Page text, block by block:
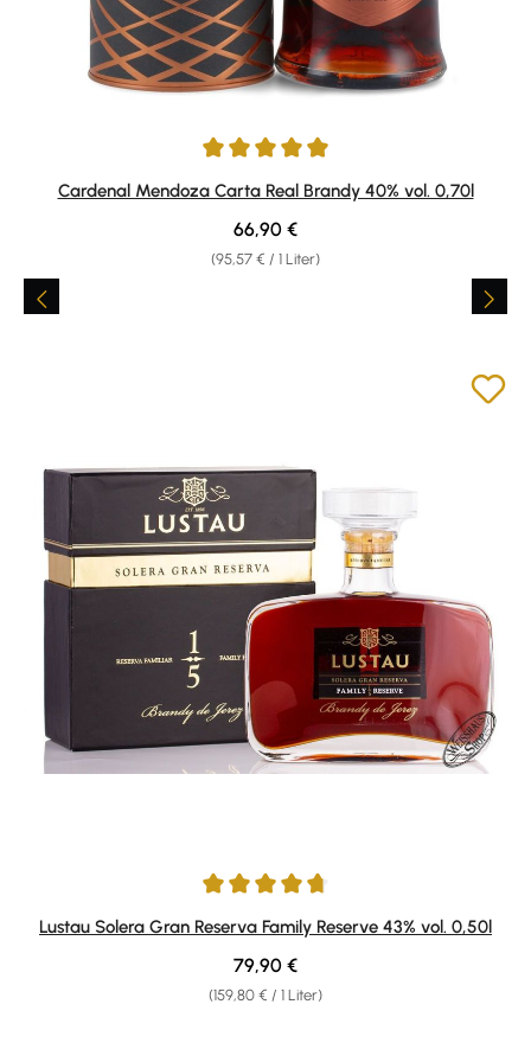
Durchschnittliche Bewertung von 4.88 von 5 Sternen
Cardenal Mendoza Carta Real Brandy 40% vol. 0,70l
(95,57 € / 1 Liter)
Regulärer Preis:
66,90 €
Durchschnittliche Bewertung von 4.67 von 5 Sternen
Lustau Solera Gran Reserva Family Reserve 43% vol. 0,50l
(159,80 € / 1 Liter)
Regulärer Preis:
79,90 €